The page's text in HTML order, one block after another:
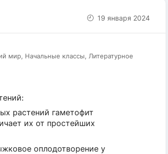
19 января 2024
мир, Начальные классы, Литературное
растений гаметофит
их от простейших
оплодотворение у